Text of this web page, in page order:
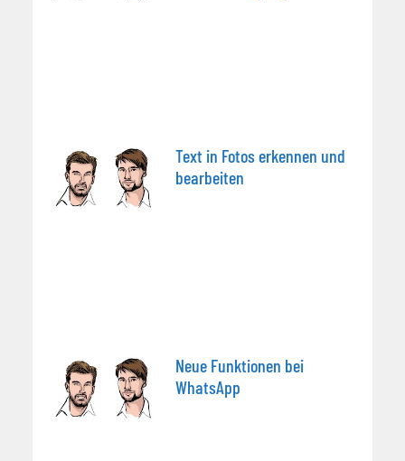
Text in Fotos erkennen und
bearbeiten
Neue Funktionen bei
WhatsApp